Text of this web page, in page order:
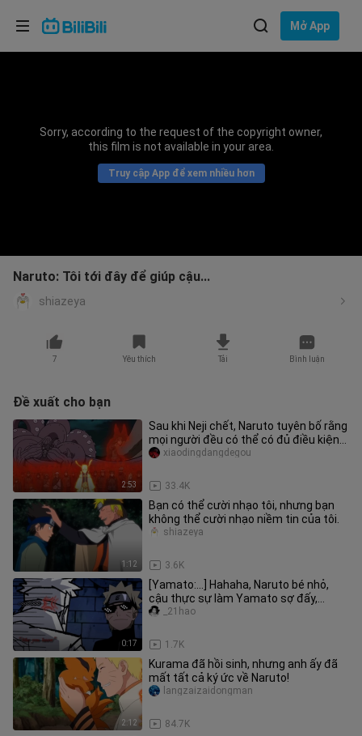
Mở App
Sorry, according to the request of the copyright owner,
this film is not available in your area.
Truy cập App để xem nhiều hơn
Naruto: Tôi tới đây để giúp cậu...
shiazeya
7 Yêu thích Tải Bình luận
Đề xuất cho bạn
2:53
Sau khi Neji chết, Naruto tuyên bố rằng
mọi người đều có thể có đủ điều kiện
nhận Thẻ trải nghiệm Ch
33.4K
xiaodingdangdegou
1:12
Bạn có thể cười nhạo tôi, nhưng bạn
không thể cười nhạo niềm tin của tôi.
3.6K
shiazeya
0:17
[Yamato:...] Hahaha, Naruto bé nhỏ,
cậu thực sự làm Yamato sợ đấy,
hahaha
1.7K
_21hao
2:12
Kurama đã hồi sinh, nhưng anh ấy đã
mất tất cả ký ức về Naruto!
84.7K
langzaizaidongman
Lựa chọn ngôn ngữ
Bahasa Indonesia